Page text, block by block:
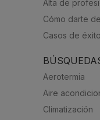
Alta de
Cómo darte
Casos de éxito
Aerotermia
Aire
Climatización